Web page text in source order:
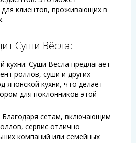
клиентов, проживающих в
Суши Вёсла:
кухни: Суши Вёсла предлагает
роллов, суши и других
японской кухни, что делает
для поклонников этой
сетам, включающим
сервис отлично
компаний или семейных